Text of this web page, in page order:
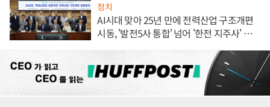
정치
AI시대 맞아 25년 만에 전력산업 구조개편
시동, '발전5사 통합' 넘어 '한전 지주사' 재편